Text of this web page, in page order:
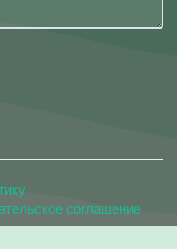
соглашение